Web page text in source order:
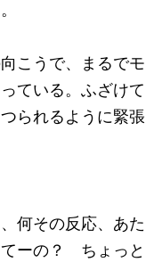
こうで、まるでモ
ている。ふざけて
られるように緊張
何その反応、あた
てーの？ ちょっと